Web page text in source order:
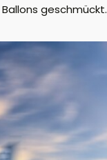
geschmückt.